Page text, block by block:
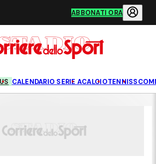
ABBONATI ORA
CALENDARIO SERIE ACALCIOTENNIS